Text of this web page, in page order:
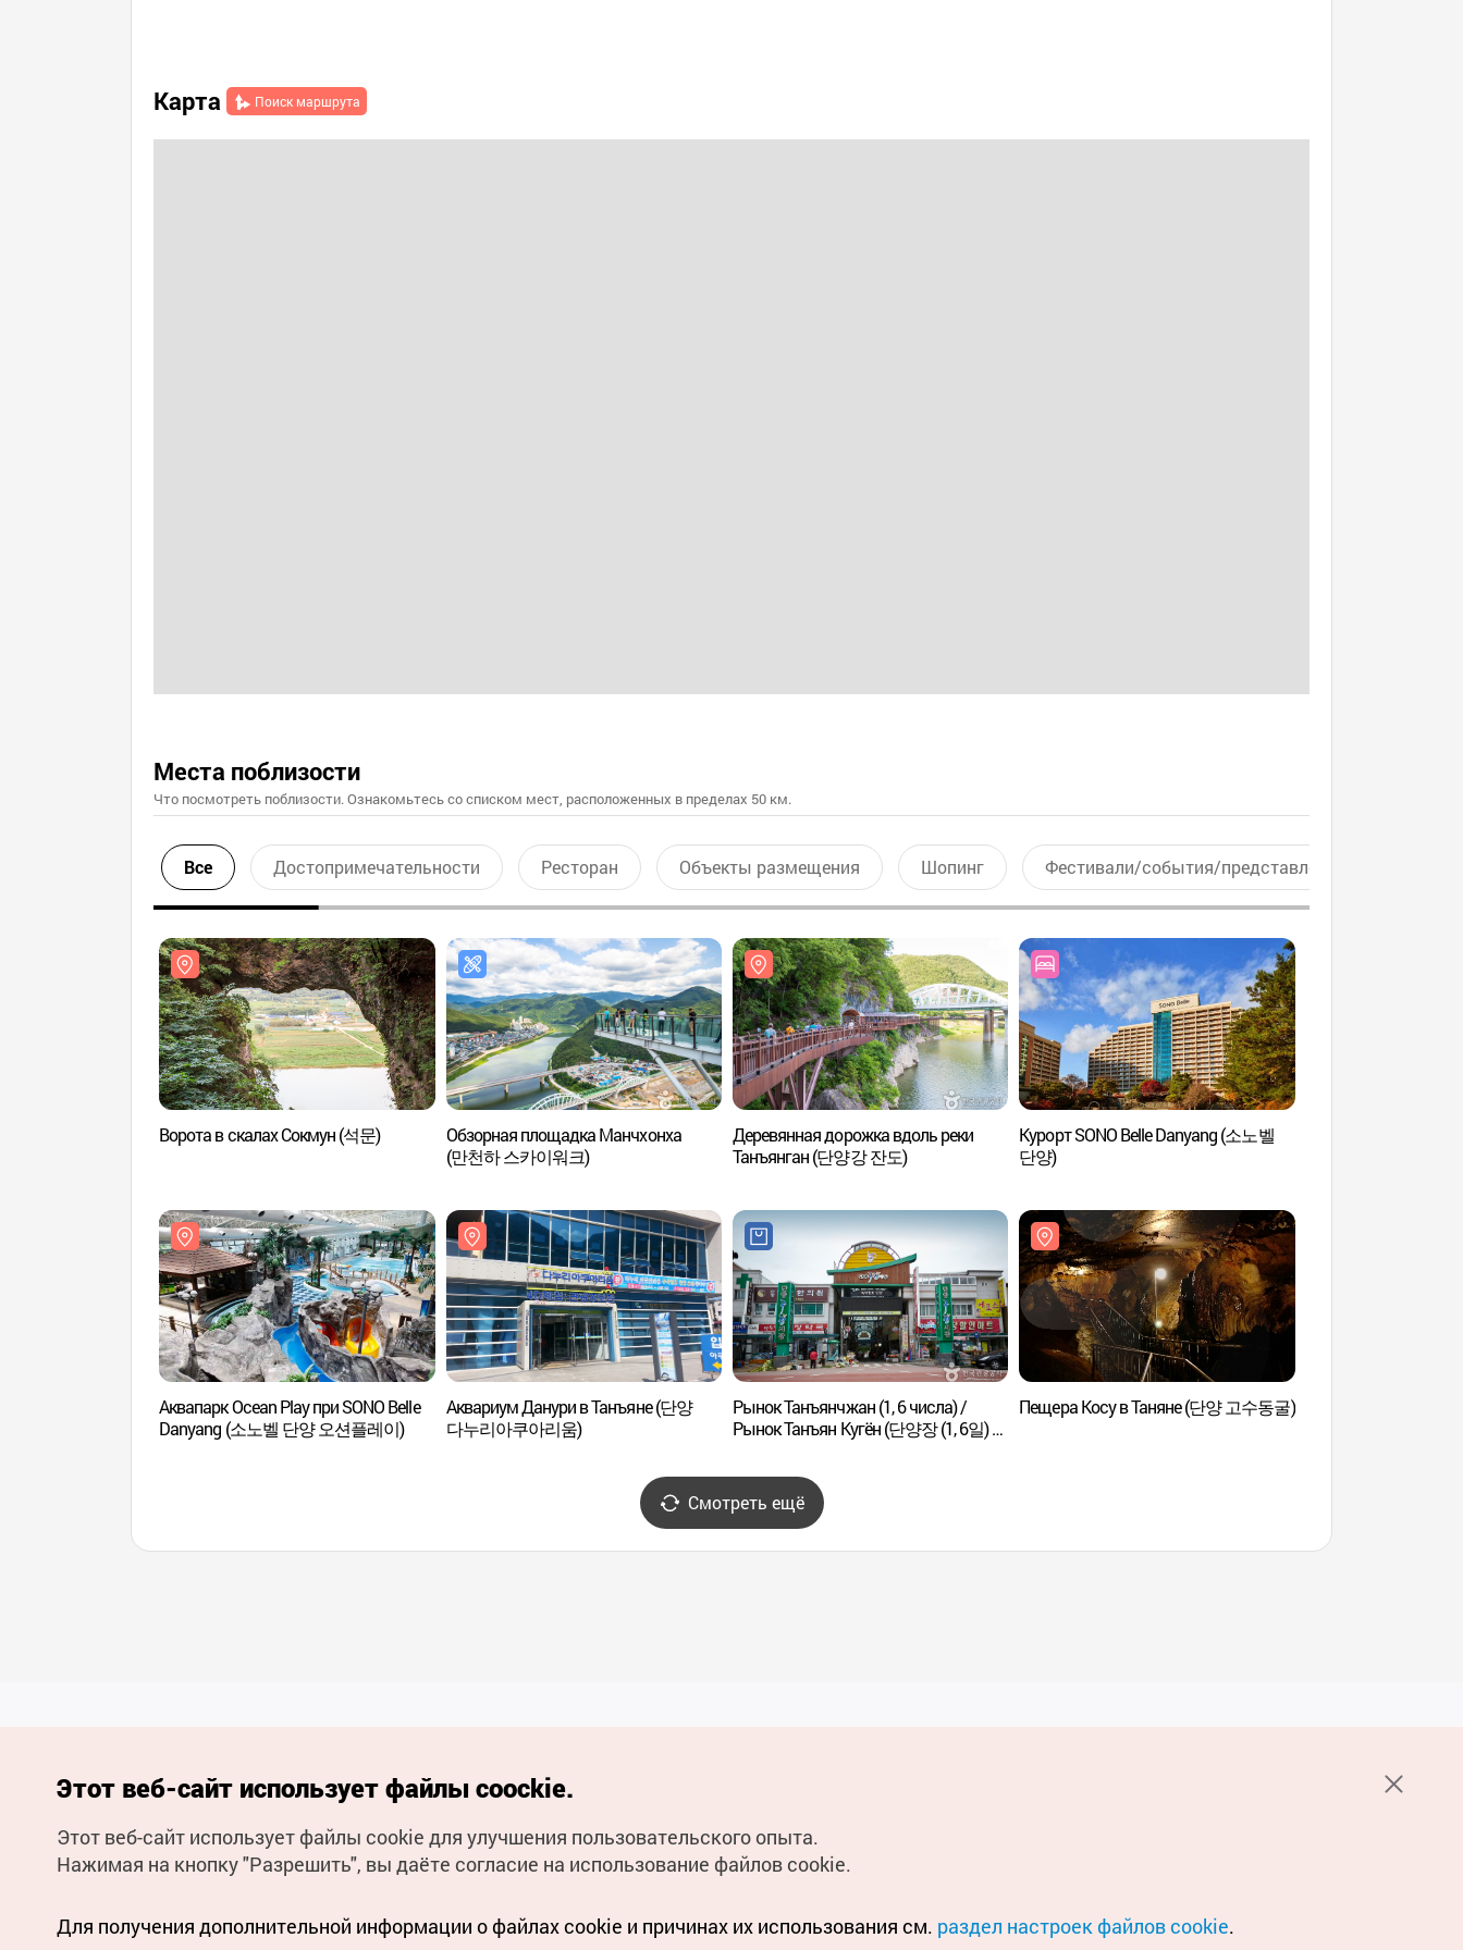
Карта Поиск маршрута
Места поблизости
Что посмотреть поблизости. Ознакомьтесь со списком мест, расположенных в пределах 50 км.
Все Достопримечательности Ресторан Объекты размещения Шопинг Фестивали/события/представления
Ворота в скалах Сокмун (석문)
Обзорная площадка Манчхонха
(만천하 스카이워크)
Деревянная дорожка вдоль реки
Танъянган (단양강 잔도)
Курорт SONO Belle Danyang (소노벨
단양)
Аквапарк Ocean Play при SONO Belle
Danyang (소노벨 단양 오션플레이)
Аквариум Данури в Танъяне (단양
다누리아쿠아리움)
Рынок Танъянчжан (1, 6 числа) /
Рынок Танъян Кугён (단양장 (1, 6일) /
Пещера Косу в Таняне (단양 고수동굴)
Смотреть ещё
Горячая линия для туристов 1330
Электронные книги
О файлах Cookie
(с) Национальная организация туризма Кореи Все права
защищены
Для извещения об ошибках и проблемах, связанных с работой
russian@knto.or.kr
Этот веб-сайт использует файлы coockie.
Этот веб-сайт использует файлы cookie для улучшения пользовательского опыта.
Нажимая на кнопку "Разрешить", вы даёте согласие на использование файлов cookie.
Для получения дополнительной информации о файлах cookie и причинах их использования см. раздел настроек файлов cookie.